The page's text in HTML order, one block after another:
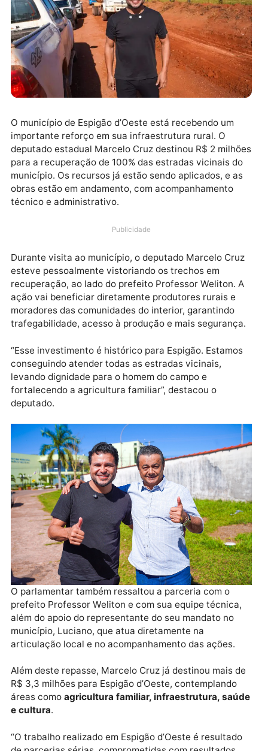
O município de Espigão d’Oeste está recebendo um
importante reforço em sua infraestrutura rural. O
deputado estadual Marcelo Cruz destinou R$ 2
obras estão em andamento, com acompanhamento
técnico e administrativo.
Publicidade
Durante visita ao município, o deputado Marcelo
esteve pessoalmente vistoriando os trechos em
recuperação, ao lado do prefeito Professor Weliton.
ação vai beneficiar diretamente produtores rurais e
moradores das comunidades do interior, garantindo
trafegabilidade, acesso à produção e mais
“Esse investimento é histórico para Espigão.
conseguindo atender todas as estradas vicinais,
levando dignidade para o homem do campo e
fortalecendo a agricultura familiar”, destacou o
deputado.
O parlamentar também ressaltou a parceria com o
prefeito Professor Weliton e com sua equipe técnica,
município, Luciano, que atua diretamente na